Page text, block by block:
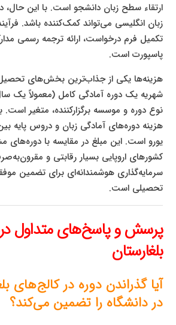
ارتقاء سطح زبان دانشجو است. با این حال،
زبان انگلیسی می‌تواند کمک‌کننده باشد.
تکمیل فرم درخواست، ارائه ترجمه رسمی
پاسپورت است.
هزینه‌ها یکی از جذاب‌ترین بخش‌های
شهریه یک دوره آمادگی کامل (معمولاً یک
نوع دوره و موسسه برگزارکننده، متغیر است.
یورو است. این مبلغ در مقایسه با دوره‌های
کشورهای اروپایی بسیار رقابتی و
سرمایه‌گذاری هوشمندانه‌ای برای تضمین
تحصیلی است.
پرسش و پاسخ‌های متداول
بلغارستان
آیا گذراندن دوره در کالج‌های
در دانشگاه را تضمین می‌کند؟